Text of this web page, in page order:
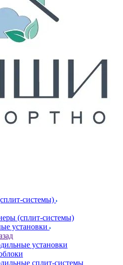
системы)
(сплит-системы)
установки
установки
сплит-системы